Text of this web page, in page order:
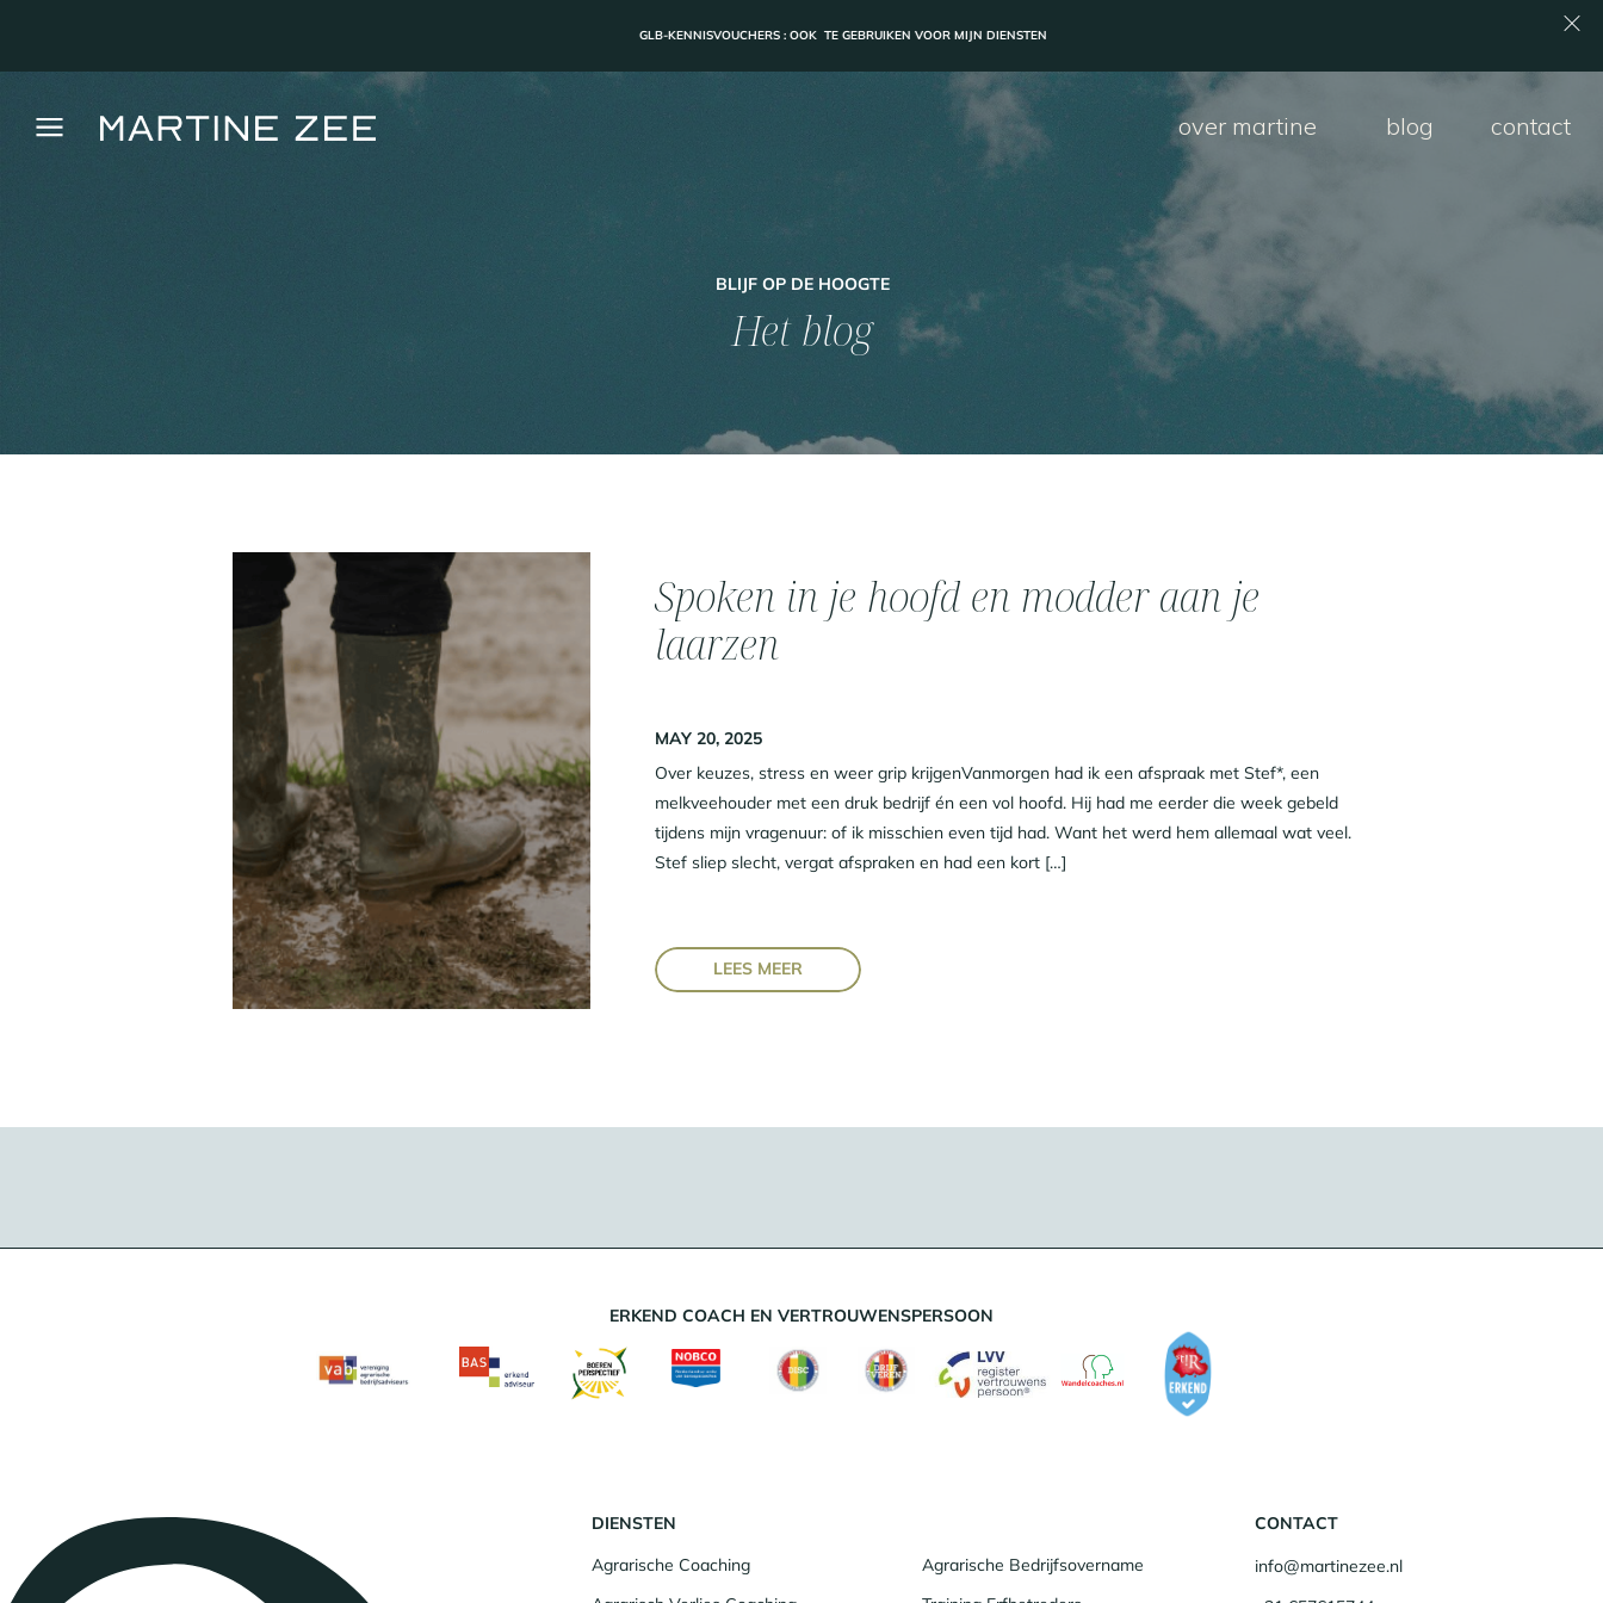
GLB-KENNISVOUCHERS : OOK TE GEBRUIKEN VOOR MIJN DIENSTEN
contact
blog
over martine
BLIJF OP DE HOOGTE
Het blog
LEES MEER
Over keuzes, stress en weer grip krijgenVanmorgen had ik een afspraak met Stef*, een
melkveehouder met een druk bedrijf én een vol hoofd. Hij had me eerder die week gebeld
tijdens mijn vragenuur: of ik misschien even tijd had. Want het werd hem allemaal wat veel.
Stef sliep slecht, vergat afspraken en had een kort […]
MAY 20, 2025
Spoken in je hoofd en modder aan je
laarzen
ERKEND COACH EN VERTROUWENSPERSOON
DIENSTEN
Agrarische Coaching
CONTACT
info@martinezee.nl
Agrarische Bedrijfsovername